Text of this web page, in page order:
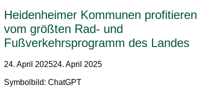
Heidenheimer Kommunen profitieren
vom größten Rad- und
Fußverkehrsprogramm des Landes
24. April 202524. April 2025
Symbolbild: ChatGPT